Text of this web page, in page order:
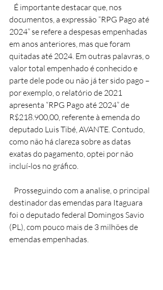
documentos, a expressão “RPG Pago até
2024” se refere a despesas empenhadas
em anos anteriores, mas que foram
quitadas até 2024. Em outras palavras, o
valor total empenhado é conhecido e
parte dele pode ou não já ter sido pago –
por exemplo, o relatório de 2021
apresenta “RPG Pago até 2024” de
R$218.900,00, referente à emenda do
deputado Luis Tibé, AVANTE. Contudo,
como não há clareza sobre as datas
exatas do pagamento, optei por não
incluí-los no gráfico.
Prosseguindo com a analise, o principal
destinador das emendas para Itaguara
foi o deputado federal Domingos Savio
(PL), com pouco mais de 3 milhões de
emendas empenhadas.